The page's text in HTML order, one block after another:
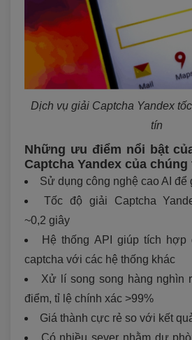
Dịch vụ giải Captcha Yandex
tín
Những ưu điểm nổi bật
Captcha Yandex của
Sử dụng công nghệ cao AI để
Tốc độ giải Captcha
~0,2 giây
Hệ thống API giúp tích
captcha với các hệ thống khác
Xử lí song song hàng nghìn
điểm, tỉ lệ chính xác >99%
Giá thành cực rẻ so với kết
Có nhiều sever nhằm dự